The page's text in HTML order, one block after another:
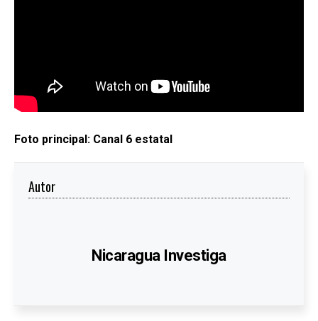
Foto principal: Canal 6 estatal
Autor
Nicaragua Investiga